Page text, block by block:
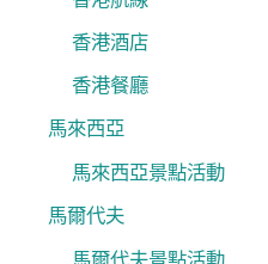
香港酒店
香港餐廳
馬來西亞
馬來西亞景點活動
馬爾代夫